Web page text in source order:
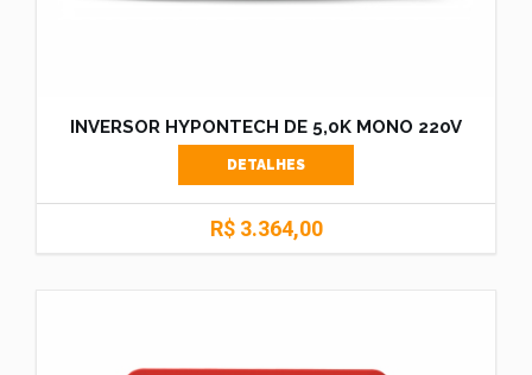
INVERSOR HYPONTECH DE 5,0K MONO 220V
DETALHES
R$ 3.364,00